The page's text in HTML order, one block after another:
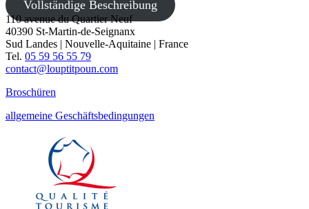
Vollständige Beschreibung
110 avenue du Quartier Neuf
40390 St-Martin-de-Seignanx
Sud Landes | Nouvelle-Aquitaine | France
Tel. 05 59 56 55 79
contact@louptitpoun.com
Broschüren
allgemeine Geschäftsbedingungen